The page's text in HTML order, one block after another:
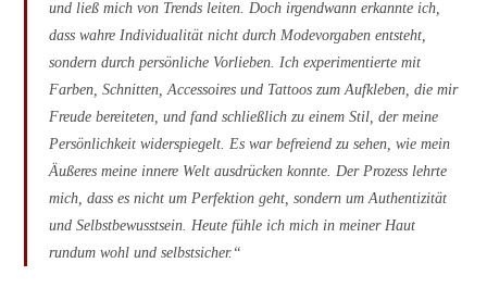
und ließ mich von Trends leiten. Doch irgendwann erkannte ich,
dass wahre Individualität nicht durch Modevorgaben entsteht,
sondern durch persönliche Vorlieben. Ich experimentierte mit
Farben, Schnitten, Accessoires und Tattoos zum Aufkleben, die mir
Freude bereiteten, und fand schließlich zu einem Stil, der meine
Persönlichkeit widerspiegelt. Es war befreiend zu sehen, wie mein
Äußeres meine innere Welt ausdrücken konnte. Der Prozess lehrte
mich, dass es nicht um Perfektion geht, sondern um Authentizität
und Selbstbewusstsein. Heute fühle ich mich in meiner Haut
rundum wohl und selbstsicher.“